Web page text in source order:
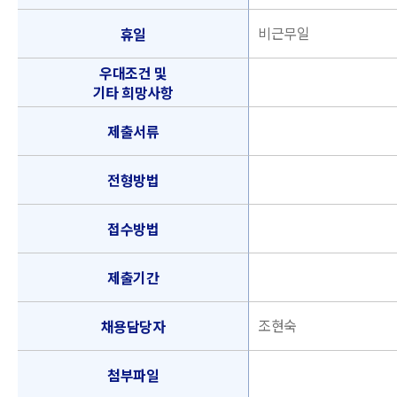
휴일
비근무일
우대조건 및
기타 희망사항
제출서류
전형방법
접수방법
제출기간
채용담당자 조현숙
첨부파일